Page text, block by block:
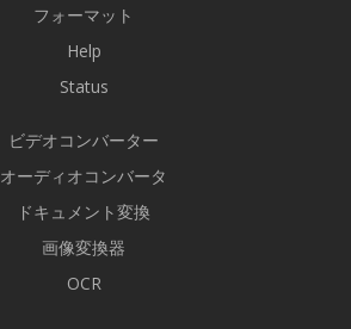
フォーマット
Help
Status
ビデオコンバーター
オーディオコンバータ
ドキュメント変換
画像変換器
OCR